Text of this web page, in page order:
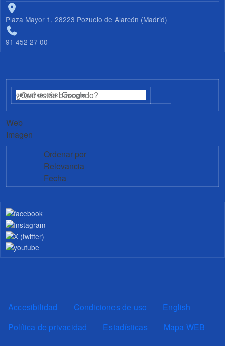
Plaza Mayor 1, 28223 Pozuelo de Alarcón (Madrid)
91 452 27 00
Web
Imagen
Ordenar por
Relevancia
Fecha
Pie de página
Accesibilidad Condiciones de uso
English
Política de privacidad
Estadísticas Mapa WEB